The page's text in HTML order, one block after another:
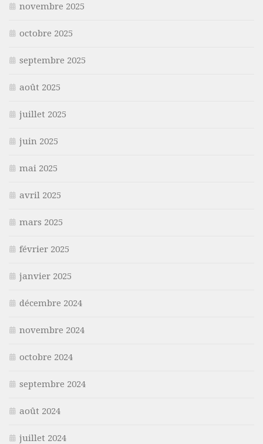
novembre 2025
octobre 2025
septembre 2025
août 2025
juillet 2025
juin 2025
mai 2025
avril 2025
mars 2025
février 2025
janvier 2025
décembre 2024
novembre 2024
octobre 2024
septembre 2024
août 2024
juillet 2024